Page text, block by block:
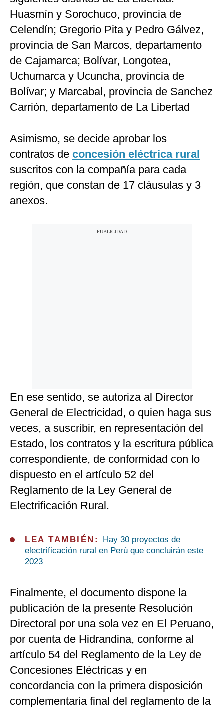
Huasmín y Sorochuco, provincia de
Celendín; Gregorio Pita y Pedro Gálvez,
provincia de San Marcos, departamento
de Cajamarca; Bolívar, Longotea,
Uchumarca y Ucuncha, provincia de
Bolívar; y Marcabal, provincia de Sanchez
Carrión, departamento de La Libertad
Asimismo, se decide aprobar los
contratos de concesión eléctrica rural
suscritos con la compañía para cada
región, que constan de 17 cláusulas y 3
anexos.
En ese sentido, se autoriza al Director
General de Electricidad, o quien haga sus
veces, a suscribir, en representación del
Estado, los contratos y la escritura pública
correspondiente, de conformidad con lo
dispuesto en el artículo 52 del
Reglamento de la Ley General de
Electrificación Rural.
LEA TAMBIÉN:
Hay 30 proyectos de
electrificación rural en Perú que concluirán este
2023
Finalmente, el documento dispone la
publicación de la presente Resolución
Directoral por una sola vez en El Peruano,
por cuenta de Hidrandina, conforme al
artículo 54 del Reglamento de la Ley de
Concesiones Eléctricas y en
concordancia con la primera disposición
complementaria final del reglamento de la